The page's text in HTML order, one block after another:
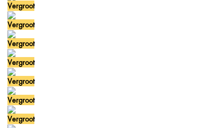
Vergroot
Vergroot
Vergroot
Vergroot
Vergroot
Vergroot
Vergroot